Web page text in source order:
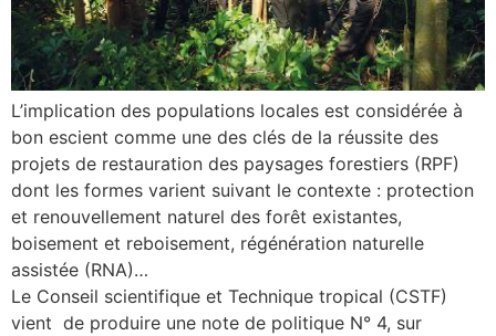
L’implication des populations locales est considérée à
bon escient comme une des clés de la réussite des
projets de restauration des paysages forestiers (RPF)
dont les formes varient suivant le contexte : protection
et renouvellement naturel des forêt existantes,
boisement et reboisement, régénération naturelle
assistée (RNA)…
Le Conseil scientifique et Technique tropical (CSTF)
vient de produire une note de politique N° 4, sur